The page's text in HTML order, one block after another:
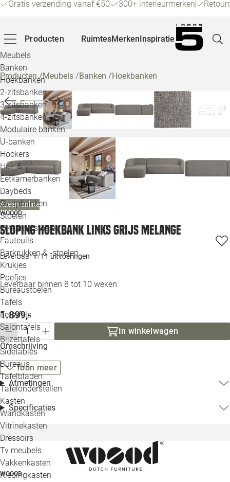
Gratis verzending vanaf €50 300+ interieurmerken
Producten
Meubels
Banken
Hoekbanken
2-zitsbanken
3-zitsbanken
4-zitsbanken
Modulaire banken
U-banken
Hockers
Hal- &
Eetkamerbanken
Daybeds
Slaapbanken
Stoelen
Eetkamerstoelen
Fauteuils
Barkrukken & -stoelen
Krukjes
Poefjes
Bureaustoelen
Tafels
Eettafels
Salontafels
Bijzettafels
Sidetables
Bureaus
Tafelbladen
Tafelonderstellen
Kasten
Wandkasten
Vitrinekasten
Dressoirs
Tv meubels
Vakkenkasten
Kledingkasten
RuimtesMerkenInspiratie
Alle
Producten/Meubels /Banken /Hoekbanken
Alleen online
WOOOD
Sloping hoekbank links grijs melange
Leverbaar in11 uitvoeringen
Leverbaar binnen 8 tot 10 weken
1.899,-
In winkelwagen
Omschrijving
Toon meer
Afmetingen
Specificaties
WOOOD